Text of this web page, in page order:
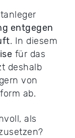
entgegen
. In diesem
für das
deshalb
von
ab.
als